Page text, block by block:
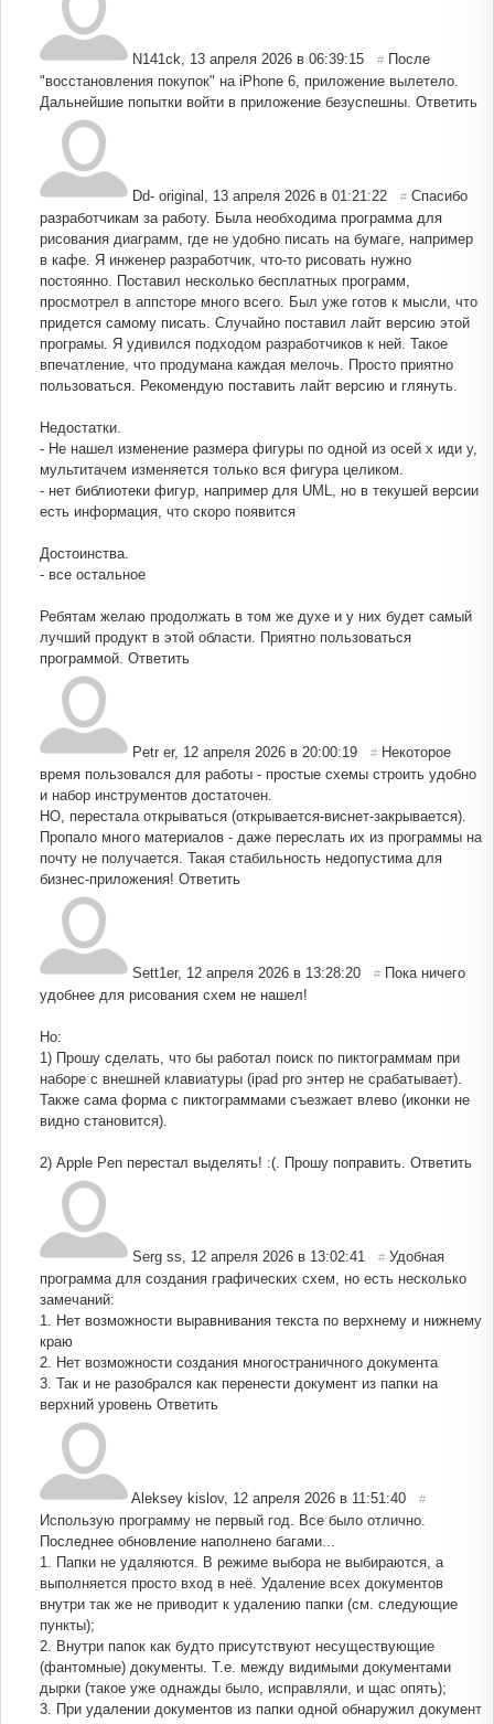
N141ck, 13 апреля 2026 в 06:39:15 # После
"восстановления покупок" на iPhone 6, приложение вылетело.
Дальнейшие попытки войти в приложение безуспешны. Ответить
Dd- original , 13 апреля 2026 в 01:21:22 # Спасибо
разработчикам за работу. Была необходима программа для
рисования диаграмм, где не удобно писать на бумаге, например
в кафе. Я инженер разработчик, что-то рисовать нужно
постоянно. Поставил несколько бесплатных программ,
просмотрел в аппсторе много всего. Был уже готов к мысли, что
придется самому писать. Случайно поставил лайт версию этой
програмы. Я удивился подходом разработчиков к ней. Такое
впечатление, что продумана каждая мелочь. Просто приятно
пользоваться. Рекомендую поставить лайт версию и глянуть.
Недостатки.
- Не нашел изменение размера фигуры по одной из осей x иди y,
мультитачем изменяется только вся фигура целиком.
- нет библиотеки фигур, например для UML, но в текушей версии
есть информация, что скоро появится
Достоинства.
- все остальное
Ребятам желаю продолжать в том же духе и у них будет самый
лучший продукт в этой области. Приятно пользоваться
программой. Ответить
Petr er, 12 апреля 2026 в 20:00:19 # Некоторое
время пользовался для работы - простые схемы строить удобно
и набор инструментов достаточен.
НО, перестала открываться (открывается-виснет-закрывается).
Пропало много материалов - даже переслать их из программы на
почту не получается. Такая стабильность недопустима для
бизнес-приложения! Ответить
Sett1er, 12 апреля 2026 в 13:28:20 # Пока ничего
удобнее для рисования схем не нашел!
Но:
1) Прошу сделать, что бы работал поиск по пиктограммам при
наборе с внешней клавиатуры (ipad pro энтер не срабатывает).
Также сама форма с пиктограммами съезжает влево (иконки не
видно становится).
2) Apple Pen перестал выделять! :(. Прошу поправить. Ответить
Serg ss, 12 апреля 2026 в 13:02:41 # Удобная
программа для создания графических схем, но есть несколько
замечаний:
1. Нет возможности выравнивания текста по верхнему и нижнему
краю
2. Нет возможности создания многостраничного документа
3. Так и не разобрался как перенести документ из папки на
верхний уровень Ответить
Aleksey kislov, 12 апреля 2026 в 11:51:40 #
Использую программу не первый год. Все было отлично.
Последнее обновление наполнено багами...
1. Папки не удаляются. В режиме выбора не выбираются, а
выполняется просто вход в неё. Удаление всех документов
внутри так же не приводит к удалению папки (см. следующие
пункты);
2. Внутри папок как будто присутствуют несуществующие
(фантомные) документы. Т.е. между видимыми документами
дырки (такое уже однажды было, исправляли, и щас опять);
3. При удалении документов из папки одной обнаружил документ